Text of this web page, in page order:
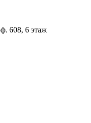
608, 6 этаж